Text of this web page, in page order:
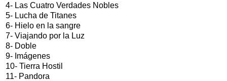
4- Las Cuatro Verdades Nobles
5- Lucha de Titanes
6- Hielo en la sangre
7- Viajando por la Luz
8- Doble
9- Imágenes
10- Tierra Hostil
11- Pandora